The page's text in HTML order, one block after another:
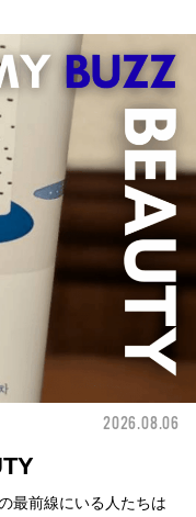
2026.08.06
最前線にいる人たちは